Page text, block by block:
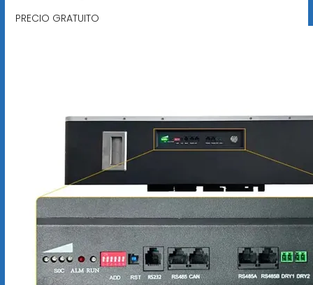
PRECIO GRATUITO